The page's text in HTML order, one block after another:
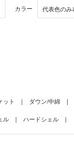
カラー
ット ダウン/中綿
ル ハードシェル